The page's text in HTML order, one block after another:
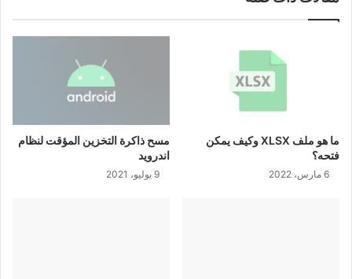
ما هو ملف XLSX وكيف يمكن
فتحه؟
6 مارس، 2022
مسح ذاكرة التخزين المؤقت لنظام
اندرويد
9 يوليو، 2021